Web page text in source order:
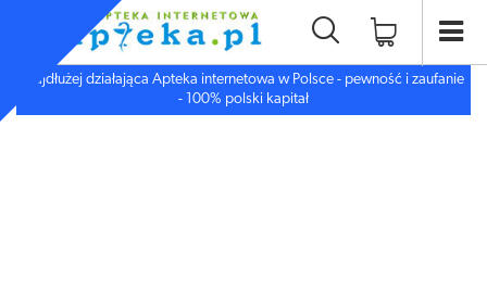
Najdłużej działająca Apteka internetowa w Polsce - pewność i zaufanie
- 100% polski kapitał